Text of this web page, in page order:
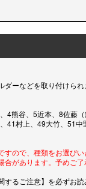
ーなどを取り付けられ
4熊谷、5近本、8佐藤
41村上、49大竹、51中
ので、種類をお選びい
があります。予めご了
るご注意】を必ずお読